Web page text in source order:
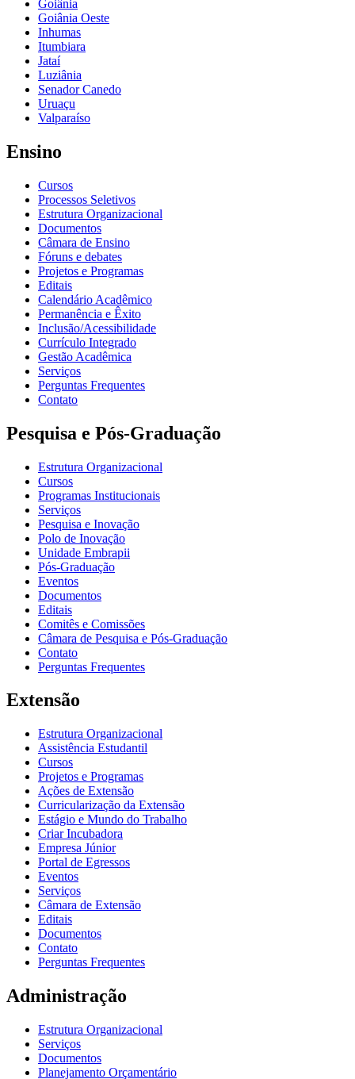
Goiânia
Goiânia Oeste
Inhumas
Itumbiara
Jataí
Luziânia
Senador Canedo
Uruaçu
Valparaíso
Ensino
Cursos
Processos Seletivos
Estrutura Organizacional
Documentos
Câmara de Ensino
Fóruns e debates
Projetos e Programas
Editais
Calendário Acadêmico
Permanência e Êxito
Inclusão/Acessibilidade
Currículo Integrado
Gestão Acadêmica
Serviços
Perguntas Frequentes
Contato
Pesquisa e Pós-Graduação
Estrutura Organizacional
Cursos
Programas Institucionais
Serviços
Pesquisa e Inovação
Polo de Inovação
Unidade Embrapii
Pós-Graduação
Eventos
Documentos
Editais
Comitês e Comissões
Câmara de Pesquisa e Pós-Graduação
Contato
Perguntas Frequentes
Extensão
Estrutura Organizacional
Assistência Estudantil
Cursos
Projetos e Programas
Ações de Extensão
Curricularização da Extensão
Estágio e Mundo do Trabalho
Criar Incubadora
Empresa Júnior
Portal de Egressos
Eventos
Serviços
Câmara de Extensão
Editais
Documentos
Contato
Perguntas Frequentes
Administração
Estrutura Organizacional
Serviços
Documentos
Planejamento Orçamentário